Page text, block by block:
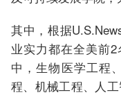
其中，根据
业实力都在全美前
中，生物医学工程
程、机械工程、人